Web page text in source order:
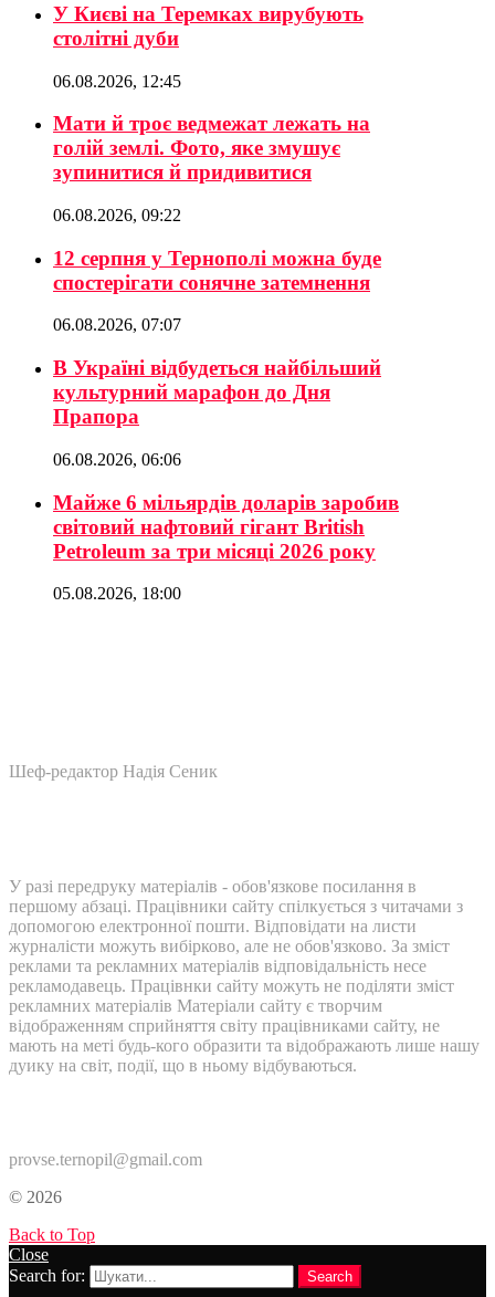
У Києві на Теремках вирубують
столітні дуби
06.08.2026, 12:45
Мати й троє ведмежат лежать на
голій землі. Фото, яке змушує
зупинитися й придивитися
06.08.2026, 09:22
12 серпня у Тернополі можна буде
спостерігати сонячне затемнення
06.08.2026, 07:07
В Україні відбудеться найбільший
культурний марафон до Дня
Прапора
06.08.2026, 06:06
Майже 6 мільярдів доларів заробив
світовий нафтовий гігант British
Petroleum за три місяці 2026 року
05.08.2026, 18:00
Шеф-редактор Надія Сеник
У разі передруку матеріалів - обов'язкове посилання в
першому абзаці. Працівники сайту спілкується з читачами з
допомогою електронної пошти. Відповідати на листи
журналісти можуть вибірково, але не обов'язково. За зміст
реклами та рекламних матеріалів відповідальність несе
рекламодавець. Працівнки сайту можуть не поділяти зміст
рекламних матеріалів Матеріали сайту є творчим
відображенням сприйняття світу працівниками сайту, не
мають на меті будь-кого образити та відображають лише нашу
дуику на світ, події, що в ньому відбуваються.
provse.ternopil@gmail.com
© 2026
Back to Top
Close
Search for:
Search